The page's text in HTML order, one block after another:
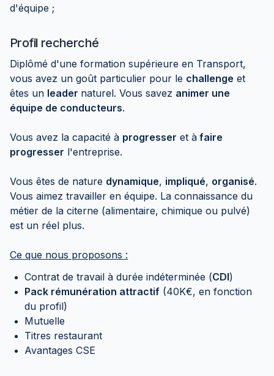
d'équipe ;
Profil recherché
Diplômé d'une formation supérieure en Transport,
vous avez un goût particulier pour le challenge et
êtes un leader naturel. Vous savez animer une
équipe de conducteurs.
Vous avez la capacité à progresser et à faire
progresser l'entreprise.
Vous êtes de nature dynamique, impliqué, organisé.
Vous aimez travailler en équipe. La connaissance du
métier de la citerne (alimentaire, chimique ou pulvé)
est un réel plus.
Ce que nous proposons :
Contrat de travail à durée indéterminée (CDI)
Pack rémunération attractif (40K€, en fonction
du profil)
Mutuelle
Titres restaurant
Avantages CSE